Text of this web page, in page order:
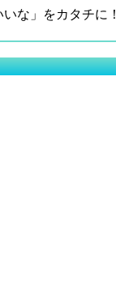
」をカタチに！